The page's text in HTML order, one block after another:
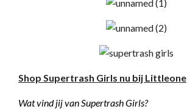
Shop Supertrash Girls nu bij Littleone
Wat vind jij van Supertrash Girls?